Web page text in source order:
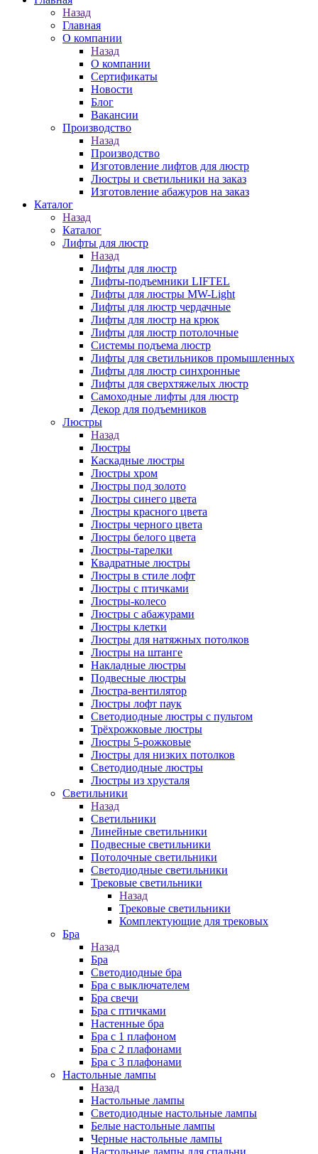
Назад
Главная
О компании
Назад
О компании
Сертификаты
Новости
Блог
Вакансии
Производство
Назад
Производство
Изготовление лифтов для люстр
Люстры и светильники на заказ
Изготовление абажуров на заказ
Каталог
Назад
Каталог
Лифты для люстр
Назад
Лифты для люстр
Лифты-подъемники LIFTEL
Лифты для люстры MW-Light
Лифты для люстр чердачные
Лифты для люстр на крюк
Лифты для люстр потолочные
Системы подъема люстр
Лифты для светильников промышленных
Лифты для люстр синхронные
Лифты для сверхтяжелых люстр
Самоходные лифты для люстр
Декор для подъемников
Люстры
Назад
Люстры
Каскадные люстры
Люстры хром
Люстры под золото
Люстры синего цвета
Люстры красного цвета
Люстры черного цвета
Люстры белого цвета
Люстры-тарелки
Квадратные люстры
Люстры в стиле лофт
Люстры с птичками
Люстры-колесо
Люстры с абажурами
Люстры клетки
Люстры для натяжных потолков
Люстры на штанге
Накладные люстры
Подвесные люстры
Люстра-вентилятор
Люстры лофт паук
Светодиодные люстры с пультом
Трёхрожковые люстры
Люстры 5-рожковые
Люстры для низких потолков
Cветодиодные люстры
Люстры из хрусталя
Светильники
Назад
Светильники
Линейные светильники
Подвесные светильники
Потолочные светильники
Светодиодные светильники
Трековые светильники
Назад
Трековые светильники
Комплектующие для трековых
Бра
Назад
Бра
Светодиодные бра
Бра с выключателем
Бра свечи
Бра с птичками
Настенные бра
Бра с 1 плафоном
Бра с 2 плафонами
Бра с 3 плафонами
Настольные лампы
Назад
Настольные лампы
Светодиодные настольные лампы
Белые настольные лампы
Черные настольные лампы
Настольные лампы для спальни